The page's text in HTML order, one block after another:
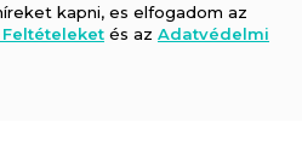
kapni, es elfogadom az
és az Adatvédelmi